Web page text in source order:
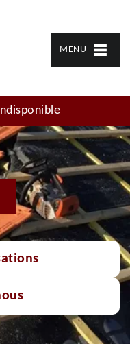
MENU